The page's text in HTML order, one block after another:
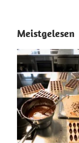
Meistgelesen